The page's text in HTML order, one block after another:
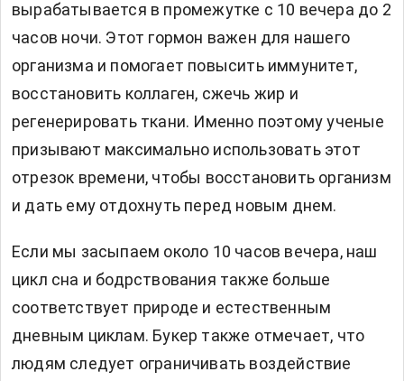
вырабатывается в промежутке с 10 вечера до 2
часов ночи. Этот гормон важен для нашего
организма и помогает повысить иммунитет,
восстановить коллаген, сжечь жир и
регенерировать ткани. Именно поэтому ученые
призывают максимально использовать этот
отрезок времени, чтобы восстановить организм
и дать ему отдохнуть перед новым днем.
Если мы засыпаем около 10 часов вечера, наш
цикл сна и бодрствования также больше
соответствует природе и естественным
дневным циклам. Букер также отмечает, что
людям следует ограничивать воздействие